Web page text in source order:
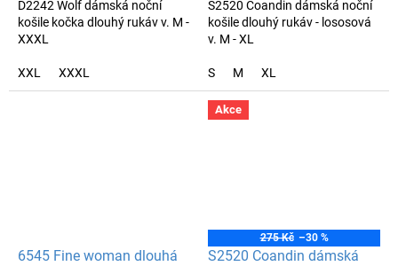
D2242 Wolf dámská noční
košile kočka dlouhý rukáv v. M -
XXXL
XXL XXXL
S2520 Coandin dámská noční
košile dlouhý rukáv - lososová
v. M - XL
S M XL
6545 Fine woman dlouhá
Akce
275 Kč –30 %
S2520 Coandin dámská